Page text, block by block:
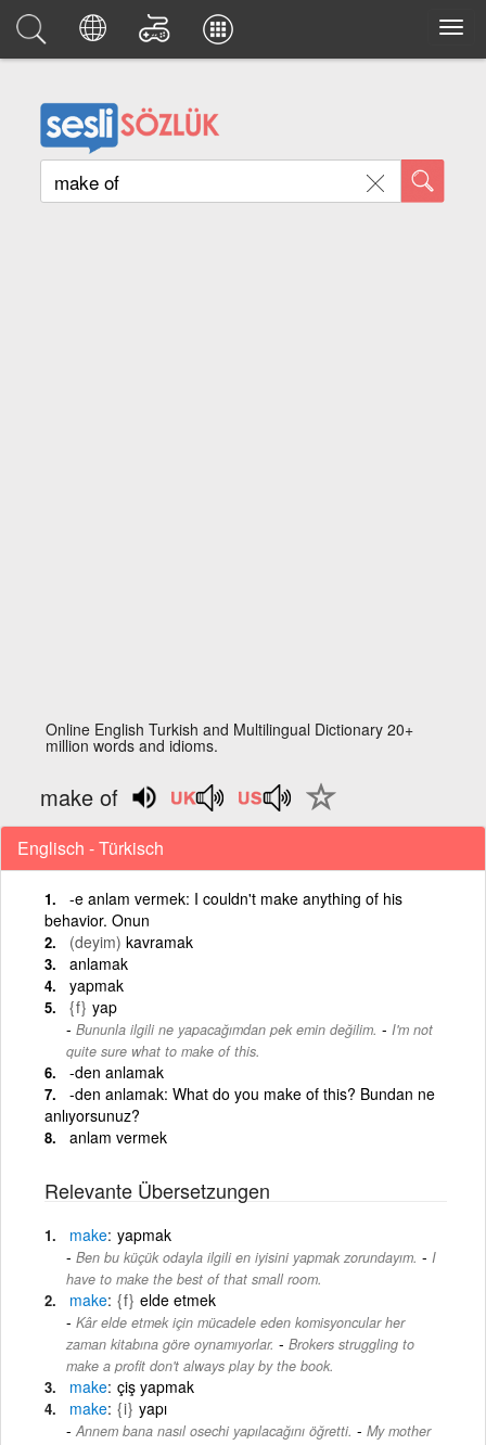
Online English Turkish and Multilingual Dictionary 20+
million words and idioms.
make of
Englisch - Türkisch
-e anlam vermek: I couldn't make anything of his
behavior. Onun
(deyim) kavramak
anlamak
yapmak
{f} yap
Bununla ilgili ne yapacağımdan pek emin değilim. - I'm not
quite sure what to make of this.
-den anlamak
-den anlamak: What do you make of this? Bundan ne
anlıyorsunuz?
anlam vermek
Relevante Übersetzungen
make yapmak
Ben bu küçük odayla ilgili en iyisini yapmak zorundayım. - I
have to make the best of that small room.
make {f} elde etmek
Kâr elde etmek için mücadele eden komisyoncular her
zaman kitabına göre oynamıyorlar. - Brokers struggling to
make a profit don't always play by the book.
make çiş yapmak
make {i} yapı
Annem bana nasıl osechi yapılacağını öğretti. - My mother